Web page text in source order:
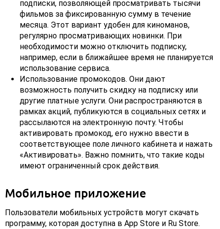
подписки, позволяющей просматривать тысячи
фильмов за фиксированную сумму в течение
месяца. Этот вариант удобен для киноманов,
регулярно просматривающих новинки. При
необходимости можно отключить подписку,
например, если в ближайшее время не планируется
использование сервиса.
Использование промокодов. Они дают
возможность получить скидку на подписку или
другие платные услуги. Они распространяются в
рамках акций, публикуются в социальных сетях и
рассылаются на электронную почту. Чтобы
активировать промокод, его нужно ввести в
соответствующее поле личного кабинета и нажать
«Активировать». Важно помнить, что такие коды
имеют ограниченный срок действия.
Мобильное приложение
Пользователи мобильных устройств могут скачать
программу, которая доступна в App Store и Ru Store.